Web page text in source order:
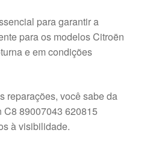
para garantir a
para os modelos Citroën
e em condições
reparações, você sabe da
89007043 620815
à visibilidade.